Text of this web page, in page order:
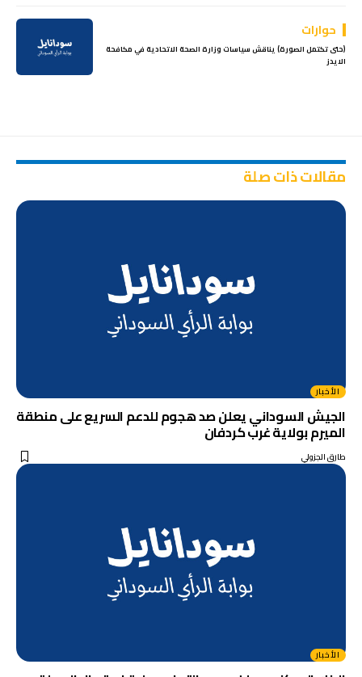
حوارات
(حتى تكتمل الصورة) يناقش سياسات وزارة الصحة الاتحادية في مكافحة
الايدز
مقالات ذات صلة
الأخبار
الجيش السوداني يعلن صد هجوم للدعم السريع على منطقة
الميرم بولاية غرب كردفان
طارق الجزولي
الأخبار